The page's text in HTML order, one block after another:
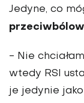
Jedyne, co
- Nie
wtedy RSI
je jedynie